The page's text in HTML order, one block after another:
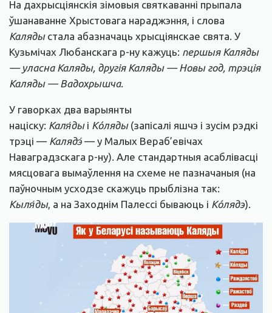
На дахрысціянскія зімовыя святкаванні прыпала
ўшанаванне Хрыстовага нараджэння, і слова
Каляды стала абазначаць хрысціянскае свята. У
Кузьмічах Любанскага р-ну кажуць: першыя Каляды
— уласна Каляды, другія Каляды — Новы год, трэція
Каляды — Вадохрышча.
У гаворках два варыянты
націску: Каля́ды і Кóляды (запісалі яшчэ і зусім рэдкі
трэці — Калядэ́ — у Малых Вераб’евічах
Наваградзскага р-ну). Але стандартныя асаблівасці
мясцовага вымаўлення на схеме не пазначаныя (на
паўночным усходзе скажуць прыблізна так:
Кыля́ды, а на Заходнім Палессі бываюць і Кóлядэ).